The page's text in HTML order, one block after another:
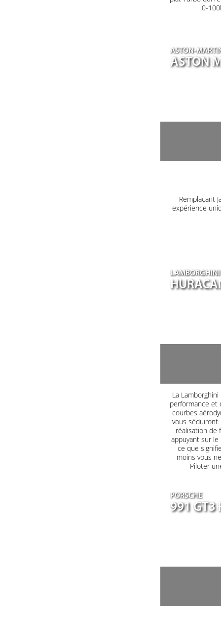
0-
ASTON-
ASTON
Remplaçant
expérience
LAMBORGHINI
La
performance et
courbes
vous
réalisation de
appuyant sur le
ce que
moins vous
Piloter
PORSCHE
991 GT3